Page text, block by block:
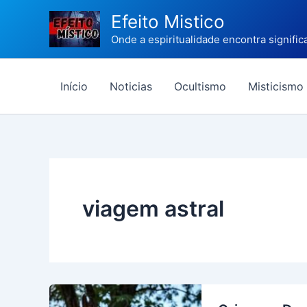
conteúdo
Efeito Mistico
Onde a espiritualidade encontra
Início Noticias Ocultismo Misticismo
viagem astral